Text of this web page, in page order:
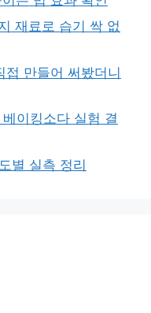
재료로 습기 싹 없
접 만들어 써봤더니
이킹소다 실험 결
별 실측 정리